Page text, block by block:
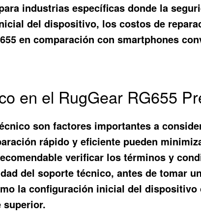
industrias específicas donde la
del dispositivo, los costos de
en comparación con smartphones
en el RugGear RG655
son factores importantes a
rápido y eficiente pueden
verificar los términos y
del soporte técnico, antes de tomar
la configuración inicial del dispositivo
superior.